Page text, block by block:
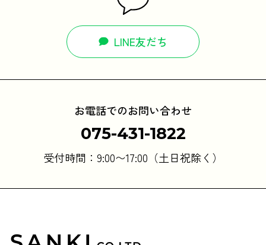
LINE友だち
お電話でのお問い合わせ
075-431-1822
受付時間：9:00〜17:00（土日祝除く）